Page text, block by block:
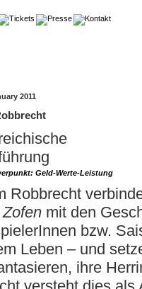
2011
Geld-Werte-Leistung
Robbrecht
Zofen mit den
bzw.
Leben – und
ihre